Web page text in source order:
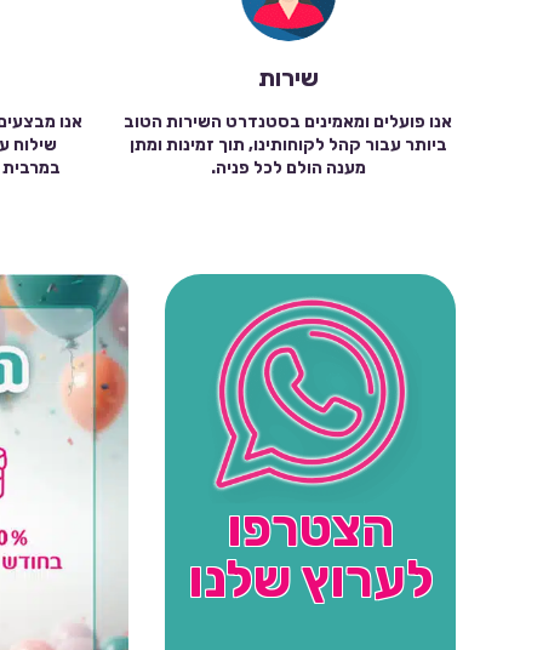
שירות
אנו פועלים ומאמינים בסטנדרט השירות הטוב
ביותר עבור קהל לקוחותינו, תוך זמינות ומתן
מענה הולם לכל פניה.
אנו
הצטרפו
לערוץ שלנו